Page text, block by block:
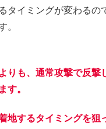
タイミングが変わるの
。
りも、通常攻撃で反撃
す。
地するタイミングを狙